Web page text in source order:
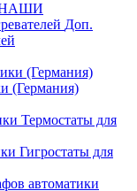
Доп.
(Германия)
Термостаты для
Гигростаты для